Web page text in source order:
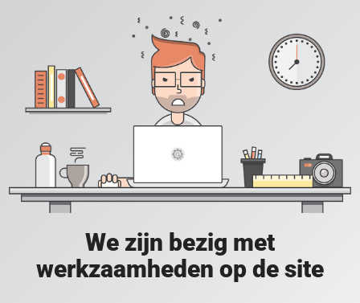
We zijn bezig met
werkzaamheden op de site